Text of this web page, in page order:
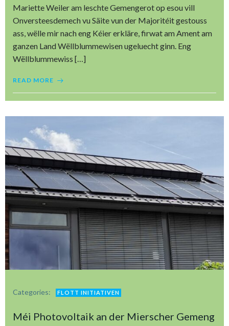
Mariette Weiler am leschte Gemengerot op esou vill
Onversteesdemech vu Säite vun der Majoritéit gestouss
ass, wëlle mir nach eng Kéier erkläre, firwat am Ament am
ganzen Land Wëllblummewisen ugeluecht ginn. Eng
Wëllblummewiss […]
READ MORE
Categories: FLOTT INITIATIVEN
Méi Photovoltaik an der Mierscher Gemeng